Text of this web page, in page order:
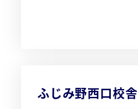
ふじみ野西口校舎